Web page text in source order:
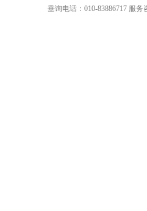
垂询电话：010-83886717 服务